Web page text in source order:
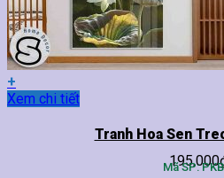
+
Sản
Xem chi tiết
Tranh Hoa Sen
195,000
Mã SP: